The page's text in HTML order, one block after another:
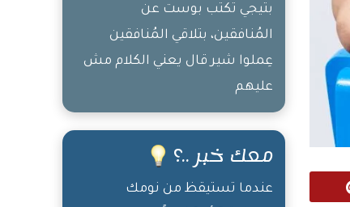
والرخيص عمره ما
بِصير غالي
بتيجي تكتب بوست عن
المُنافقين، بتلاقي المُنافقين
عِملوا شير قال يعني الكلام مش
عليهم
معك خبر ..؟
عندما تستيقظ من نومك